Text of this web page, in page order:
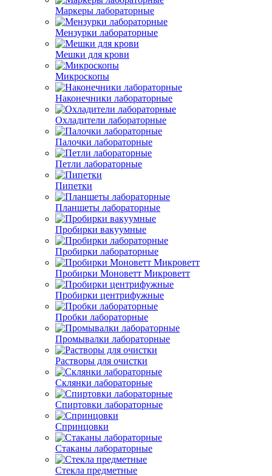
Маркеры лабораторные
Мензурки лабораторные
Мешки для крови
Микроскопы
Наконечники лабораторные
Охладители лабораторные
Палочки лабораторные
Петли лабораторные
Пипетки
Планшеты лабораторные
Пробирки вакуумные
Пробирки лабораторные
Пробирки Моноветт Микроветт
Пробирки центрифужные
Пробки лабораторные
Промывалки лабораторные
Растворы для очистки
Склянки лабораторные
Спиртовки лабораторные
Спринцовки
Стаканы лабораторные
Стекла предметные